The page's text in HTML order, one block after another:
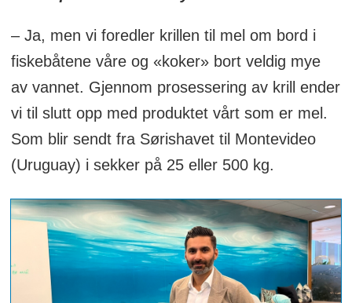
– Ja, men vi foredler krillen til mel om bord i
fiskebåtene våre og «koker» bort veldig mye
av vannet. Gjennom prosessering av krill ender
vi til slutt opp med produktet vårt som er mel.
Som blir sendt fra Sørishavet til Montevideo
(Uruguay) i sekker på 25 eller 500 kg.